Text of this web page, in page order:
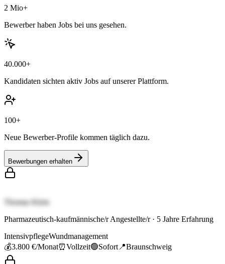
2 Mio+
Bewerber haben Jobs bei uns gesehen.
40.000+
Kandidaten sichten aktiv Jobs auf unserer Plattform.
100+
Neue Bewerber-Profile kommen täglich dazu.
Bewerbungen erhalten
Thomas Klein
Pharmazeutisch-kaufmännische/r Angestellte/r· 5 Jahre Erfahrung
IntensivpflegeWundmanagement
💰3.800 €/Monat⏰Vollzeit🟢Sofort 📍Braunschweig